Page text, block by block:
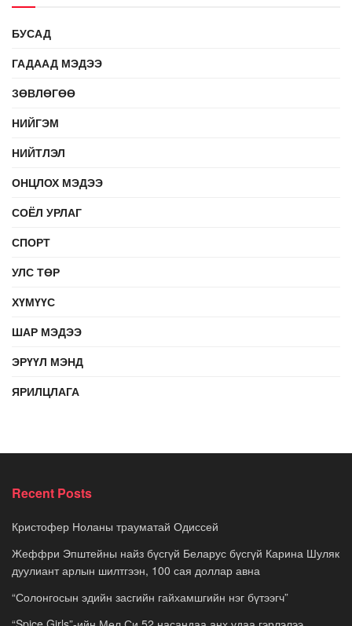
БУСАД
ГАДААД МЭДЭЭ
ЗӨВЛӨГӨӨ
НИЙГЭМ
НИЙТЛЭЛ
ОНЦЛОХ МЭДЭЭ
СОЁЛ УРЛАГ
СПОРТ
УЛС ТӨР
ХҮМҮҮС
ШАР МЭДЭЭ
ЭРҮҮЛ МЭНД
ЯРИЛЦЛАГА
Recent Posts
Кристофер Ноланы трауматай Одиссей
Жеффри Эпштейны найз бүсгүй Беларус бүсгүй Карина Шуляк
дуулиант арлын шилтгээн, 100 сая доллар авна
“Солонгосын эдийн засгийн гайхамшгийн нэг бүтээгч”